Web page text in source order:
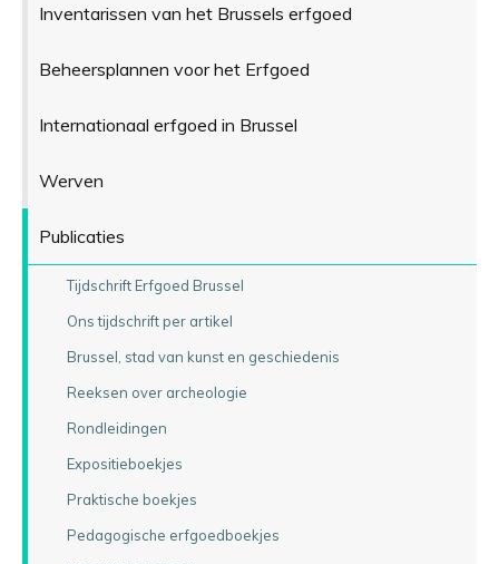
Inventarissen van het Brussels erfgoed
Beheersplannen voor het Erfgoed
Internationaal erfgoed in Brussel
Werven
Publicaties
Tijdschrift Erfgoed Brussel
Ons tijdschrift per artikel
Brussel, stad van kunst en geschiedenis
Reeksen over archeologie
Rondleidingen
Expositieboekjes
Praktische boekjes
Pedagogische erfgoedboekjes